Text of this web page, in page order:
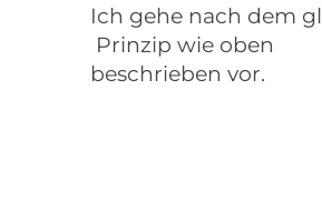
Ich gehe nach dem
Prinzip wie oben
beschrieben vor.